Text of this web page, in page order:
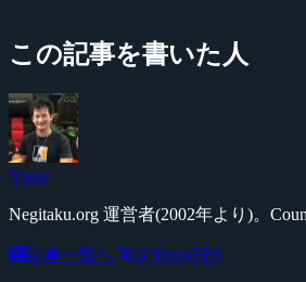
この記事を書いた人
Yossy
Negitaku.org 運営者(2002年より)。
記事一覧へ @YossyFPS